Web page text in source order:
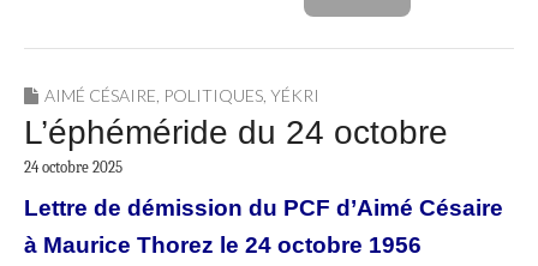
AIMÉ CÉSAIRE POLITIQUES YÉKRI
L’éphéméride du 24 octobre
24 octobre 2025
Lettre de démission du PCF d’Aimé Césaire
à Maurice Thorez le 24 octobre 1956